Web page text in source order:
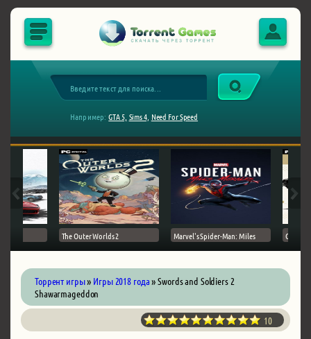
Например: GTA 5, Sims 4, Need For Speed
The Outer Worlds 2 Marvel's Spider-Man: Miles Ghost
Торрент игры» Игры 2018 года» Swords and Soldiers 2
Shawarmageddon
10